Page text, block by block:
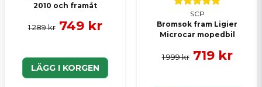
2010 och framåt
1 289 kr 749 kr
LÄGG I KORGEN
SCP
Bromsok fram Ligier
Microcar mopedbil
1 999 kr 719 kr